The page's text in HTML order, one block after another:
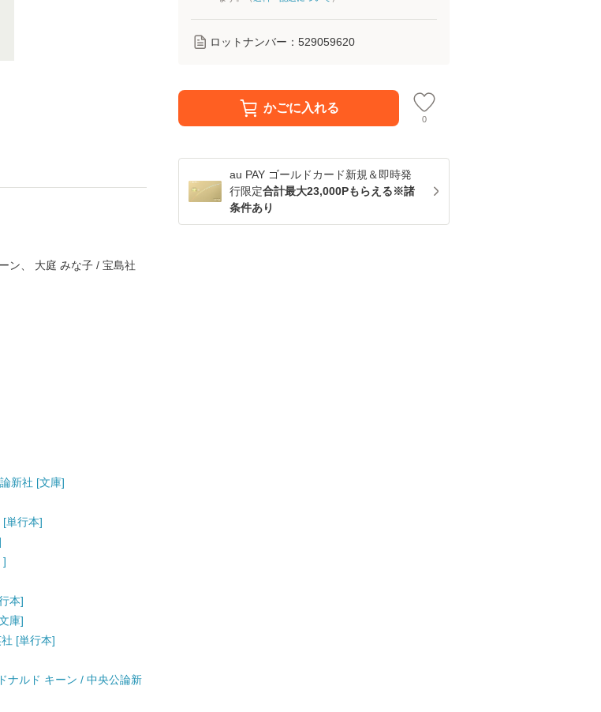
ロットナンバー： 529059620
かごに入れる
0
au PAY ゴールドカード新規＆即時発
行限定合計最大23,000Pもらえる※諸
条件あり
ン、 大庭 みな子 / 宝島社
新社 [文庫]
単行本]
]
本]
庫]
[単行本]
ナルド キーン / 中央公論新